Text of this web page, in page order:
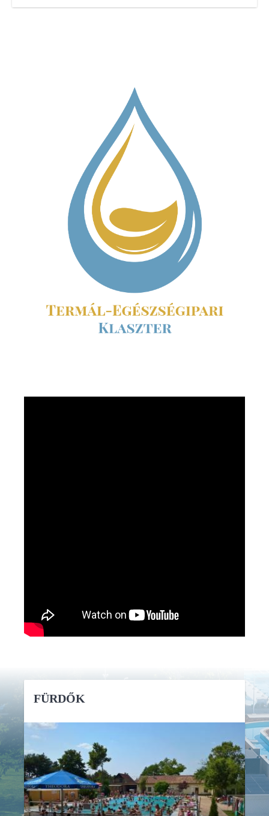
FÜRDŐK
RÉSZLETEK